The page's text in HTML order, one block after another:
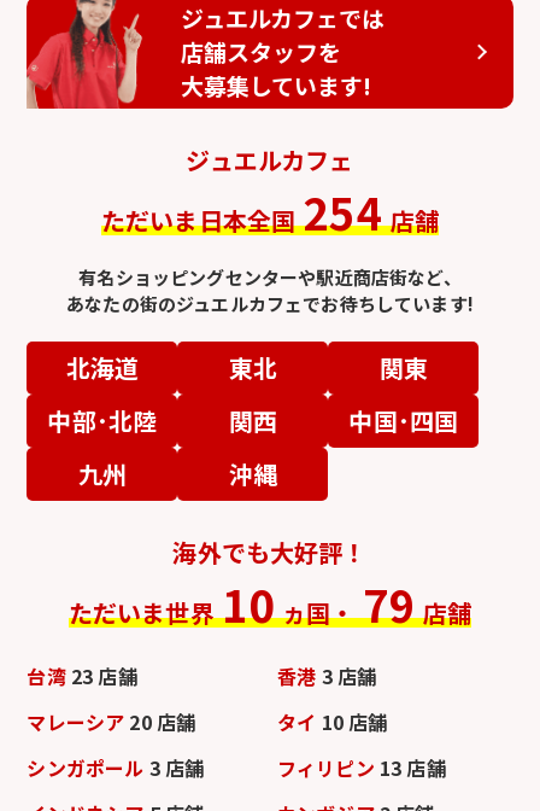
ジュエルカフェでは
店舗スタッフを
大募集しています!
ジュエルカフェ
ただいま日本全国 254 店舗
有名ショッピングセンターや駅近商店街など、
あなたの街のジュエルカフェでお待ちしています!
北海道 東北
関東
中部･北陸
関西
中国･四国
九州
沖縄
海外でも大好評！
ただいま世界 10 ヵ国・ 79 店舗
台湾 23 店舗 香港 3 店舗
マレーシア 20 店舗 タイ 10 店舗
シンガポール 3 店舗 フィリピン 13 店舗